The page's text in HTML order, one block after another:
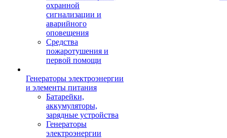
охранной
сигнализации и
аварийного
оповещения
Средства
пожаротушения и
первой помощи
Генераторы электроэнергии
и элементы питания
Батарейки,
аккумуляторы,
зарядные устройства
Генераторы
электроэнергии